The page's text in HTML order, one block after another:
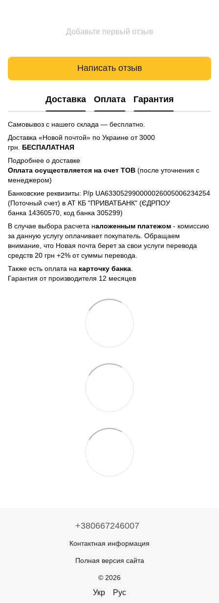
Добавьте первый отзыв
Написать отзыв
Доставка Оплата Гарантия
Самовывоз с нашего склада — бесплатно.
Доставка «Новой почтой» по Украине от 3000
грн. БЕСПАЛАТНАЯ
Подробнее о доставке
Оплата осуществляется на счет TOB (после уточнения с
менеджером)
Банковские реквизиты: Р/р UA633052990000026005006234254
(Поточный счет) в АТ КБ "ПРИВАТБАНК" (ЄДРПОУ
банка 14360570, код банка 305299)
В случае выбора расчета наложенным платежом - комиссию
за данную услугу оплачивает покупатель. Обращаем
внимание, что Новая почта берет за свои услуги перевода
средств 20 грн +2% от суммы перевода.
Также есть оплата на карточку банка
Гарантия от производителя 12 месяцев
+380667246007
Контактная информация
Полная версия сайта
© 2026
Укр Рус